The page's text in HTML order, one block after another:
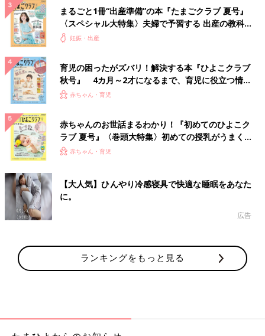
まるごと1冊“出産準備”の本『たまごクラブ 夏号』
〈スペシャル大特集〉夫婦で予習する 出産の教科
書 妊娠・出産
育児の困ったがズバリ！解決する本『ひよこクラブ
秋号』 4カ月～2才になるまで、育児に役立つ情報
がいっぱい！
赤ちゃん・育児
赤ちゃんのお世話まるわかり！『初めてのひよこク
ラブ 夏号』〈巻頭大特集〉初めての授乳がうまく
いく！ おっぱい・ミルクの基本と夏のトラブル 解
赤ちゃん・育児
【大人気】ひんやり冷感寝具で快適な睡眠をあなた
に。
広告
ランキングをもっと見る